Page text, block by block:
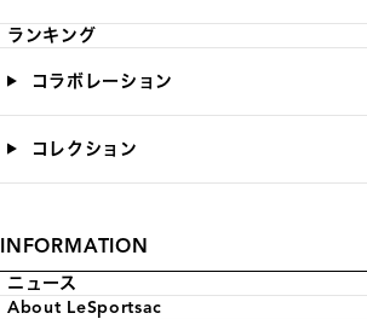
ランキング
コラボレーション
コレクション
INFORMATION
ニュース
About LeSportsac